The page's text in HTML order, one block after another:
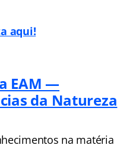
aqui!
EAM —
da Natureza
na matéria